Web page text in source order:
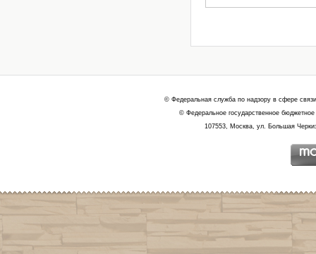
© Федеральная служба по надзору в сфере
© Федеральное государственное
107553, Москва, ул. Большая